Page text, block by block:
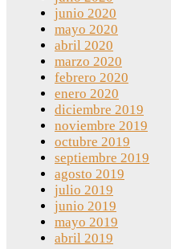
junio 2020
mayo 2020
abril 2020
marzo 2020
febrero 2020
enero 2020
diciembre 2019
noviembre 2019
octubre 2019
septiembre 2019
agosto 2019
julio 2019
junio 2019
mayo 2019
abril 2019